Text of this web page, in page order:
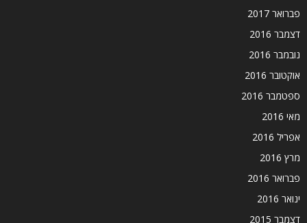
פברואר 2017
דצמבר 2016
נובמבר 2016
אוקטובר 2016
ספטמבר 2016
מאי 2016
אפריל 2016
מרץ 2016
פברואר 2016
ינואר 2016
דצמבר 2015